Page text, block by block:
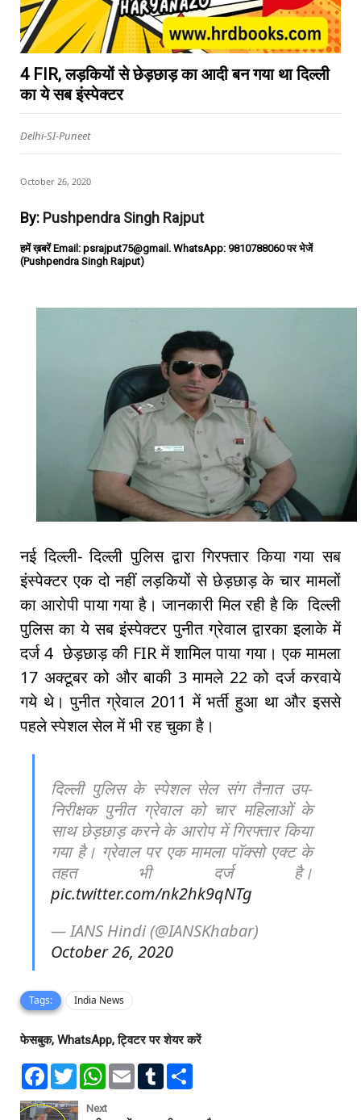
4 FIR, लड़कियों से छेड़छाड़ का आदी बन गया था दिल्ली
का ये सब इंस्पेक्टर
Delhi-SI-Puneet
October 26, 2020
By: Pushpendra Singh Rajput
हमें ख़बरें Email: psrajput75@gmail. WhatsApp: 9810788060 पर भेजें
(Pushpendra Singh Rajput)
नई दिल्ली- दिल्ली पुलिस द्वारा गिरफ्तार किया गया सब
इंस्पेक्टर एक दो नहीं लड़कियों से छेड़छाड़ के चार मामलों
का आरोपी पाया गया है। जानकारी मिल रही है कि दिल्ली
पुलिस का ये सब इंस्पेक्टर पुनीत ग्रेवाल द्वारका इलाके में
दर्ज 4 छेड़छाड़ की FIR में शामिल पाया गया। एक मामला
17 अक्टूबर को और बाकी 3 मामले 22 को दर्ज करवाये
गये थे। पुनीत ग्रेवाल 2011 में भर्ती हुआ था और इससे
पहले स्पेशल सेल में भी रह चुका है।
दिल्ली पुलिस के स्पेशल सेल संग तैनात उप-
निरीक्षक पुनीत ग्रेवाल को चार महिलाओं के
साथ छेड़छाड़ करने के आरोप में गिरफ्तार किया
गया है। ग्रेवाल पर एक मामला पॉक्सो एक्ट के
तहत भी दर्ज है।
pic.twitter.com/nk2hk9qNTg
— IANS Hindi (@IANSKhabar)
October 26, 2020
Tags: India News
फेसबुक, WhatsApp, ट्विटर पर शेयर करें
F
e
T
w
t
W
t
E
T
Next